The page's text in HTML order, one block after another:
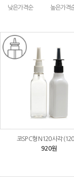
낮은가격순 높은가격
코SP C형 N120 사각
920원